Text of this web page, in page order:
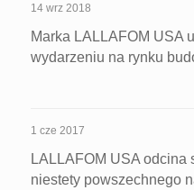
14 wrz 2018
Marka LALLAFOM USA
wydarzeniu na rynku
1 cze 2017
LALLAFOM USA
niestety powszechnego